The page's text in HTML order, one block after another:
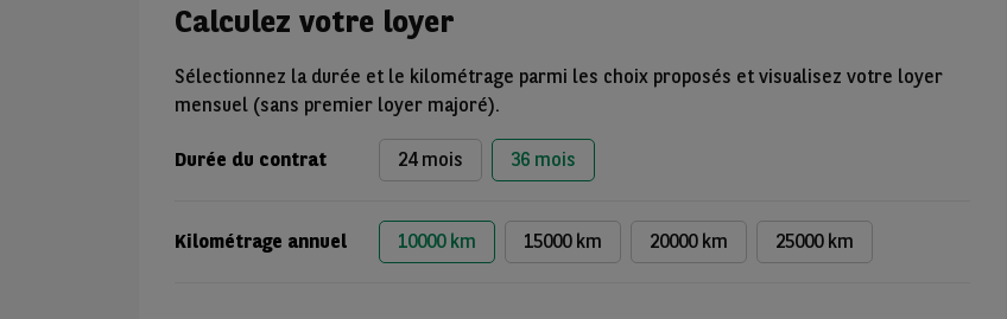
Calculez votre loyer
Sélectionnez la durée et le kilométrage parmi les choix proposés et visualisez votre loyer
mensuel (sans premier loyer majoré).
Durée du contrat 24 mois 36 mois
Kilométrage annuel 10000 km 15000 km 20000 km 25000 km